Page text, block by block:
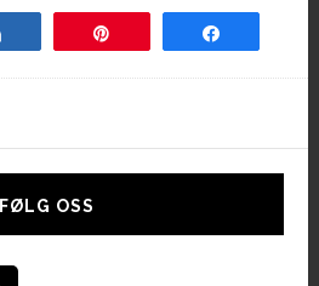
FØLG OSS